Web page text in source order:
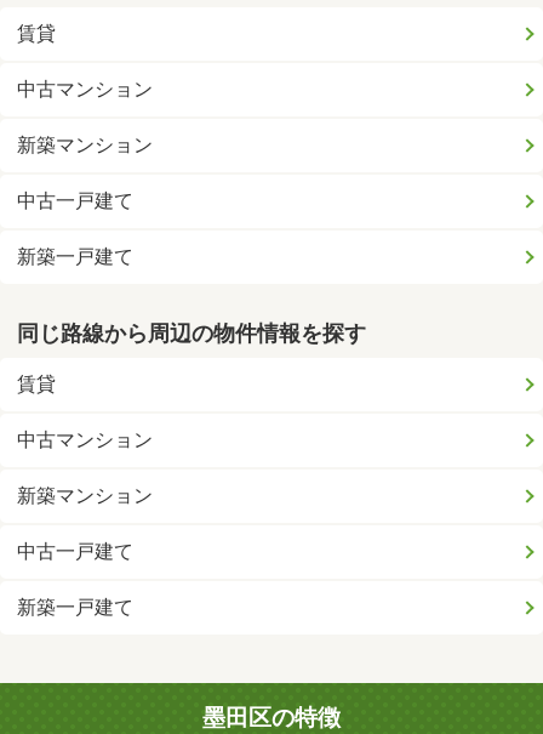
賃貸
中古マンション
新築マンション
中古一戸建て
新築一戸建て
同じ路線から周辺の物件情報を探す
賃貸
中古マンション
新築マンション
中古一戸建て
新築一戸建て
墨田区の特徴